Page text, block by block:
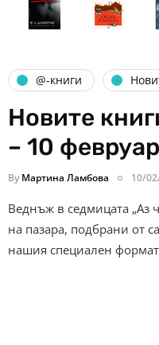
@-книги
Новите
– 10
By Мартина Ламбова 10/
Веднъж в седмицата „Аз
на пазара, подбрани от
нашия специален